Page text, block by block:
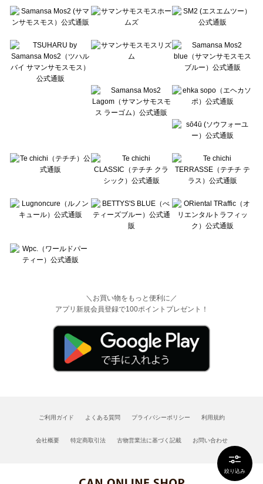
絞り込み
Te chichi（テチチ）のカーディガン一覧
Te chichi CLASSIC（テチチ クラシック）のカーディガン一覧
Lugnoncure（ルノンキュール）のカーディガン一覧
BETTY'S BLUE（べティーズブルー）のカーディガン一覧
Wpc.（ワールドパーティー）のカーディガン一覧
＼お買い物をもっと便利に／
アプリ新規会員登録で100ポイントプレゼント！
ご利用ガイド よくある質問 プライバシーポリシー 利用規約
会社概要 特定商取引法 古物営業法に基づく記載 お問い合わせ